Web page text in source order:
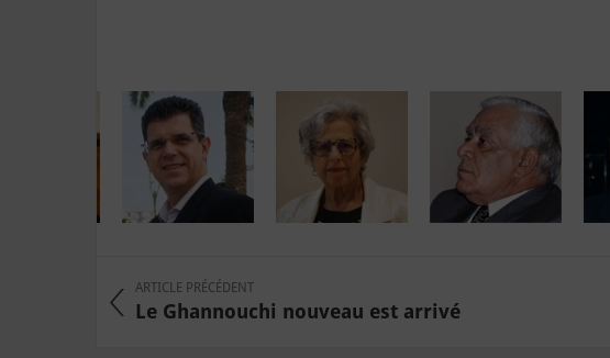
ARTICLE PRÉCÉDENT
Le Ghannouchi nouveau est arrivé